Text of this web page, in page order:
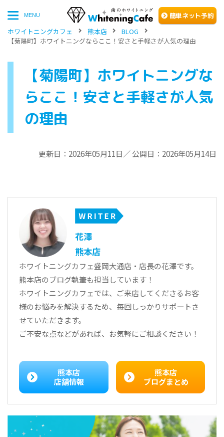
MENU 簡単ネッ ト予約
ホワイトニングカフェ 熊本店
BLOG
【菊陽町】ホワイトニングならここ！安さと手軽さが人気の理由
【菊陽町】ホワイトニングな
らここ！安さと手軽さが人気
の理由
更新日：2026年05月11日／ 公開日：2026年05月14日
花澤
熊本店
ホワイトニングカフェ盛岡大通店・店長の花澤です。
熊本店のブログ執筆も担当しています！
ホワイトニングカフェでは、ご来店してくださるお客
様のお悩みを解決するため、毎回しっかりサポートさ
せていただきます。
ご不安な点などがあれば、お気軽にご相談ください！
熊本店
店舗情報
熊本店
ブログまとめ